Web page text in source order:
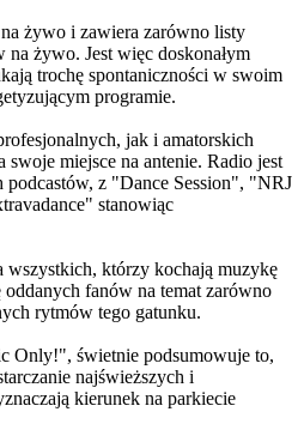
żywo i zawiera zarówno listy
żywo. Jest więc doskonałym
trochę spontaniczności w swoim
programie.
jak i amatorskich
miejsce na antenie. Radio jest
z "Dance Session", "NRJ
stanowiąc
którzy kochają muzykę
oddanych fanów na temat zarówno
rytmów tego gatunku.
Only!", świetnie podsumowuje to,
najświeższych i
kierunek na parkiecie